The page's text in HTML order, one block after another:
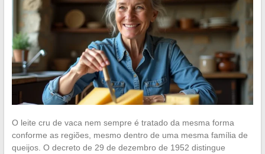
O leite cru de vaca nem sempre é tratado da mesma forma
conforme as regiões, mesmo dentro de uma mesma família de
queijos. O decreto de 29 de dezembro de 1952 distingue